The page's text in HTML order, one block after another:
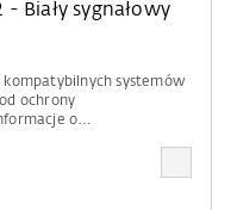
Biały sygnałowy
kompatybilnych systemów
ochrony
lub Samsung